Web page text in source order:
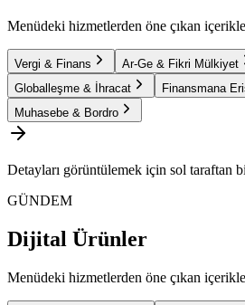
Menüdeki hizmetlerden öne çıkan
Vergi & Finans Ar-Ge & Fikri Mülkiyet
Globalleşme & İhracat
Finansmana
Muhasebe & Bordro
Detayları görüntülemek için sol taraftan
GÜNDEM
Dijital Ürünler
Menüdeki hizmetlerden öne çıkan